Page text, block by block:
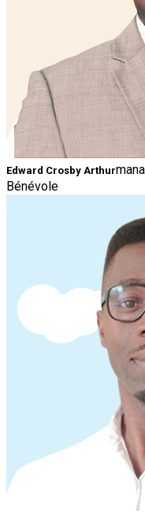
Edward Crosby Arthur
Bénévole